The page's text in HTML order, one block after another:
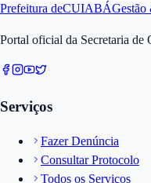
Prefeitura deCUIABÁGestão
Portal oficial da Secretaria de
Serviços
Fazer Denúncia
Consultar Protocolo
Todos os Serviços